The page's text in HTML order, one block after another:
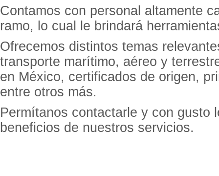
Contamos con personal altamente
ramo, lo cual le brindará
Ofrecemos distintos temas
transporte marítimo, aéreo y
en México, certificados de origen,
entre otros más.
Permítanos contactarle y con gusto
beneficios de nuestros servicios.